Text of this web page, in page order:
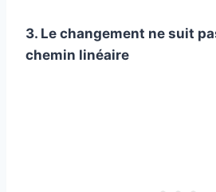
3. Le changement ne suit
chemin linéaire